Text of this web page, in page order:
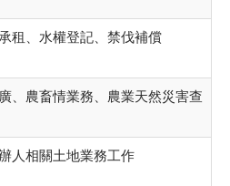
租、水權登記、禁伐補償
、農畜情業務、農業天然災害查
人相關土地業務工作